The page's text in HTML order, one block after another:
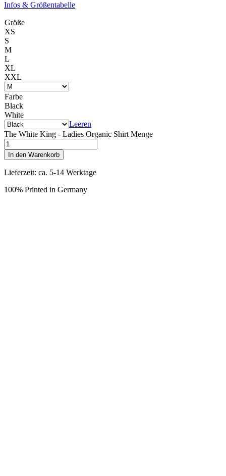
Infos & Größentabelle
Größe
XS
S
M
L
XL
XXL
Farbe
Black
White
Leeren
The White King - Ladies Organic Shirt Menge
In den Warenkorb
Lieferzeit: ca. 5-14 Werktage
100% Printed in Germany